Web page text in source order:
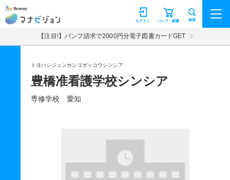
マナビジョン パンフ・願書
ログイン 検索
【注目!】パンフ請求で2000円分電子図書カードGET
トヨハシジュンカンゴガッコウシンシア
豊橋准看護学校シンシア
専修学校 愛知